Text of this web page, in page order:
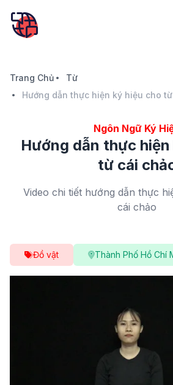
Trang Chủ
Từ
Hướng dẫn thực hiện ký hiệu cho
Ngôn Ngữ Ký
Hướng dẫn thực
từ cái
Video chi tiết hướng dẫn thực
cái chảo
Đồ vật Thành Phố Hồ Chí